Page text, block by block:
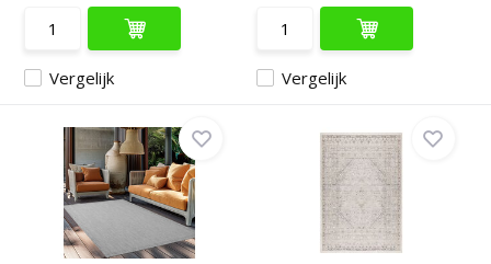
Vergelijk Vergelijk